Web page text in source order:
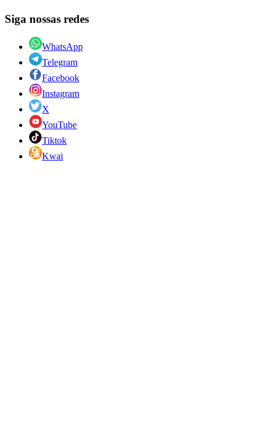
Siga nossas redes
WhatsApp
Telegram
Facebook
Instagram
X
YouTube
Tiktok
Kwai